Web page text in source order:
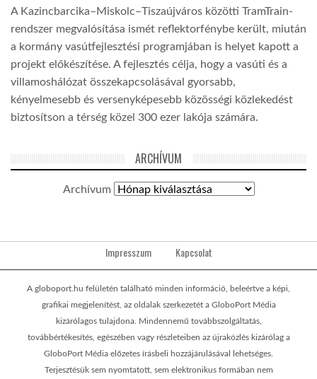
A Kazincbarcika–Miskolc–Tiszaújváros közötti TramTrain-
rendszer megvalósítása ismét reflektorfénybe került, miután
a kormány vasútfejlesztési programjában is helyet kapott a
projekt előkészítése. A fejlesztés célja, hogy a vasúti és a
villamoshálózat összekapcsolásával gyorsabb,
kényelmesebb és versenyképesebb közösségi közlekedést
biztosítson a térség közel 300 ezer lakója számára.
ARCHÍVUM
Archívum
Impresszum Kapcsolat
A globoport.hu felületén található minden információ, beleértve a képi,
grafikai megjelenítést, az oldalak szerkezetét a GloboPort Média
kizárólagos tulajdona. Mindennemű továbbszolgáltatás,
továbbértékesítés, egészében vagy részleteiben az újraközlés kizárólag a
GloboPort Média előzetes írásbeli hozzájárulásával lehetséges.
Terjesztésük sem nyomtatott, sem elektronikus formában nem